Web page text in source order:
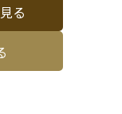
る